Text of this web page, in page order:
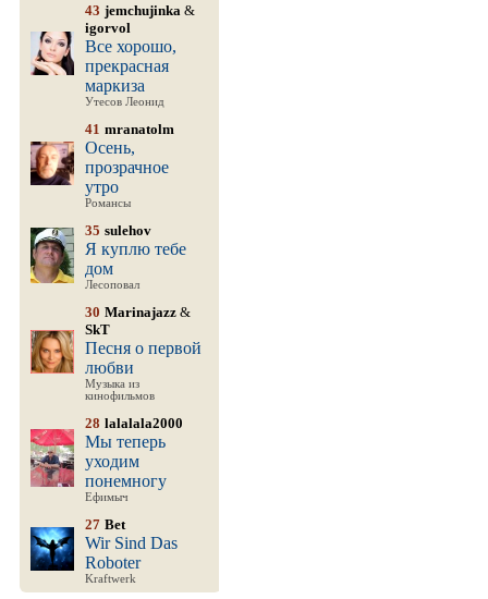
43 jemchujinka &
igorvol
Все хорошо,
прекрасная
маркиза
Утесов Леонид
41 mranatolm
Осень,
прозрачное
утро
Романсы
35 sulehov
Я куплю тебе
дом
Лесоповал
30 Marinajazz &
SkT
Песня о первой
любви
Музыка из
кинофильмов
28 lalalala2000
Мы теперь
уходим
понемногу
Ефимыч
27 Bet
Wir Sind Das
Roboter
Kraftwerk